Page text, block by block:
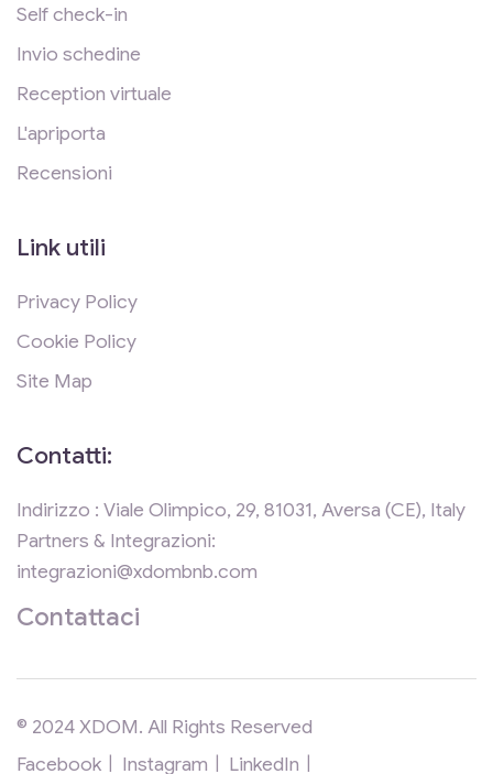
Self check-in
Invio schedine
Reception virtuale
L'apriporta
Recensioni
Link utili
Privacy Policy
Cookie Policy
Site Map
Contatti:
Indirizzo : Viale Olimpico, 29, 81031, Aversa (CE), Italy
Partners & Integrazioni:
integrazioni@xdombnb.com
Contattaci
© 2024 XDOM. All Rights Reserved
Facebook
Instagram LinkedIn